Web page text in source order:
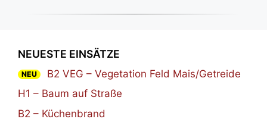
NEUESTE EINSÄTZE
NEU
B2 VEG – Vegetation Feld Mais/Getreide
H1 – Baum auf Straße
B2 – Küchenbrand